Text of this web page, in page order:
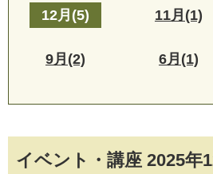
イベント・講座 2025年
12月(5) 11月(1)
9月(2) 6月(1)